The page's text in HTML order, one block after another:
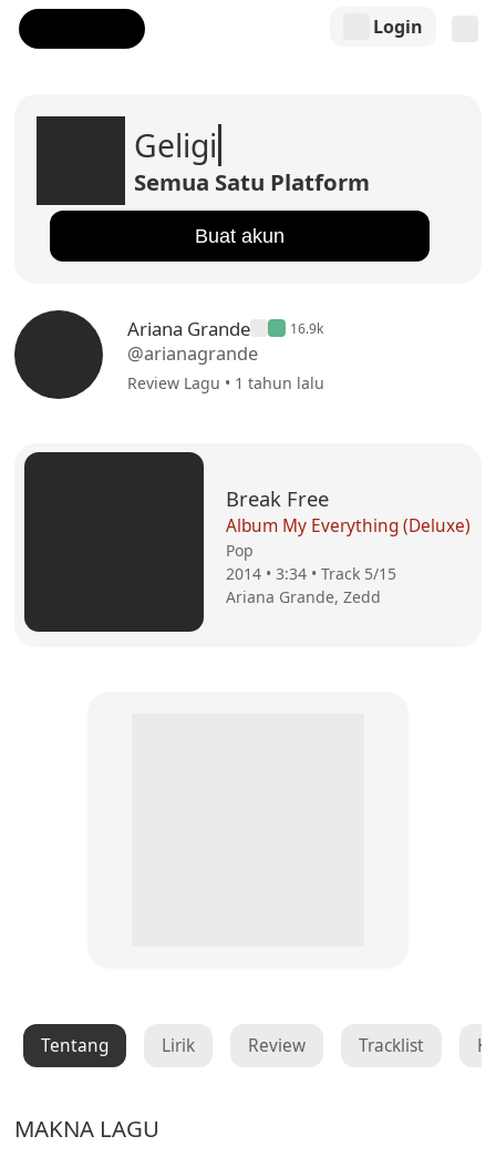
Login
Geligi
Semua Satu Platform
Buat akun
Ariana Grande 16.9k
@arianagrande
Review Lagu • 1 tahun lalu
Break Free
Album My Everything (Deluxe)
Pop
2014 • 3:34 • Track 5/15
Ariana Grande, Zedd
Tentang Lirik Review Tracklist
MAKNA LAGU